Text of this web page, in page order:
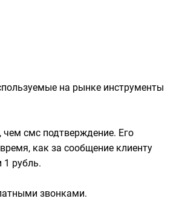
на рынке инструменты
чем смс подтверждение. Его
как за сообщение клиенту
1 рубль.
звонками.